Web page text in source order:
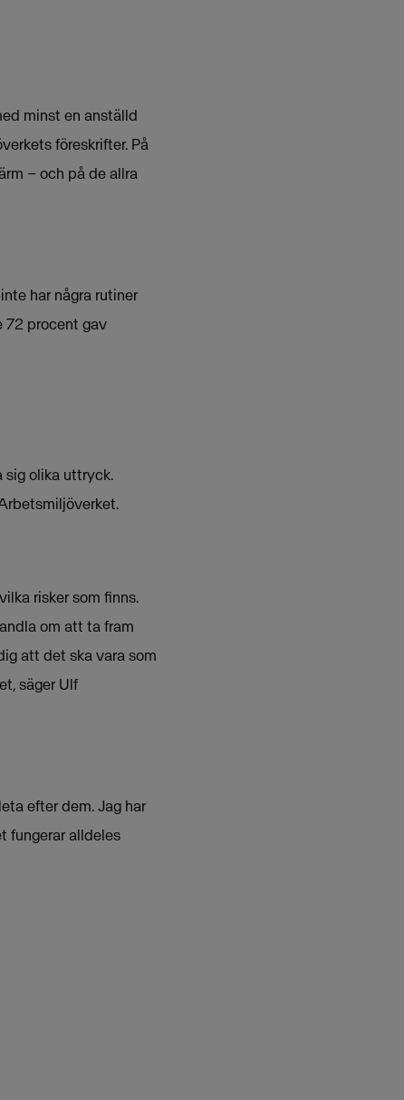
minst en anställd
föreskrifter. På
– och på de allra
har några rutiner
72 procent gav
sig olika uttryck.
risker som finns.
om att ta fram
att det ska vara som
säger Ulf
efter dem. Jag har
fungerar alldeles